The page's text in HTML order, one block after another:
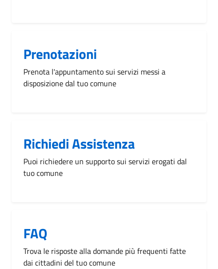
Prenotazioni
Prenota l'appuntamento sui servizi messi a
disposizione dal tuo comune
Richiedi Assistenza
Puoi richiedere un supporto sui servizi erogati dal
tuo comune
FAQ
Trova le risposte alla domande più frequenti fatte
dai cittadini del tuo comune